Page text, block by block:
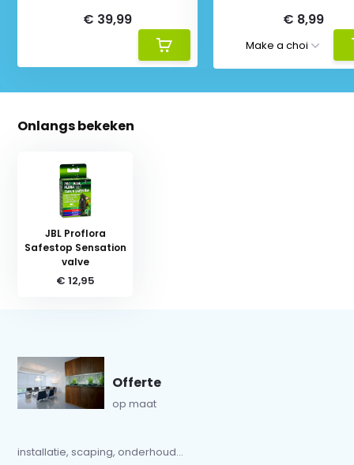
€ 39,99 € 8,99
Onlangs bekeken
JBL Proflora
Safestop Sensation
valve
€ 12,95
Offerte
op maat
installatie, scaping, onderhoud...